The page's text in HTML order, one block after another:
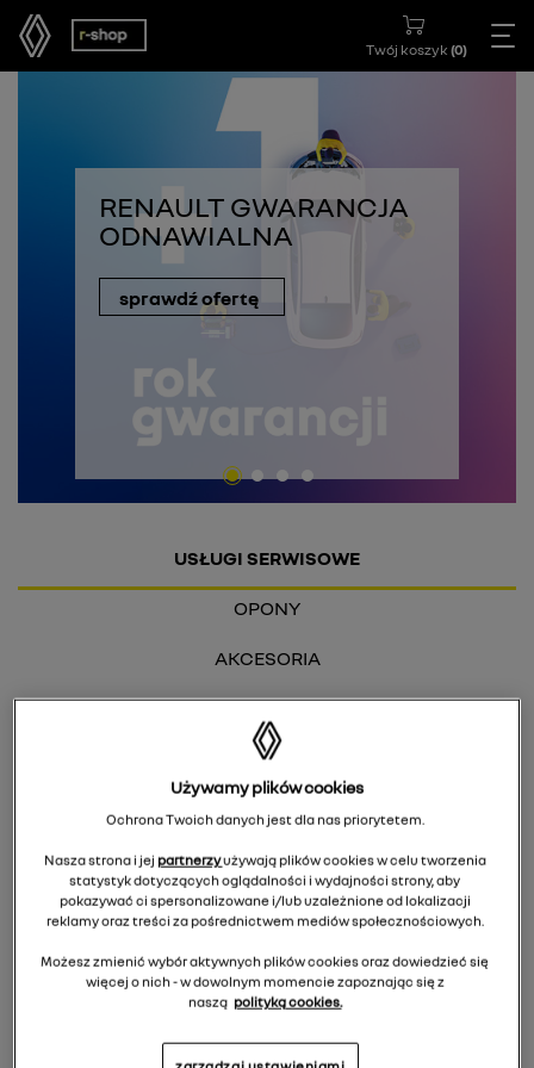
Twój koszyk (0)
RENAULT GWARANCJA
ODNAWIALNA
sprawdź ofertę
USŁUGI SERWISOWE
OPONY
AKCESORIA
UMOWY SERWISOWE
GWARANCJA ODNAWIALNA
Zyskaj do 1 roku Gwarancji Odnawialnej
Renault
zapytaj o szczegóły
Używamy plików cookies
Ochrona Twoich danych jest dla nas priorytetem.
Nasza strona i jej partnerzyużywają plików cookies w celu tworzenia
statystyk dotyczących oglądalności i wydajności strony, aby
pokazywać ci spersonalizowane i/lub uzależnione od lokalizacji
reklamy oraz treści za pośrednictwem mediów społecznościowych.
Możesz zmienić wybór aktywnych plików cookies oraz dowiedzieć się
więcej o nich - w dowolnym momencie zapoznając się z
naszą polityką cookies.